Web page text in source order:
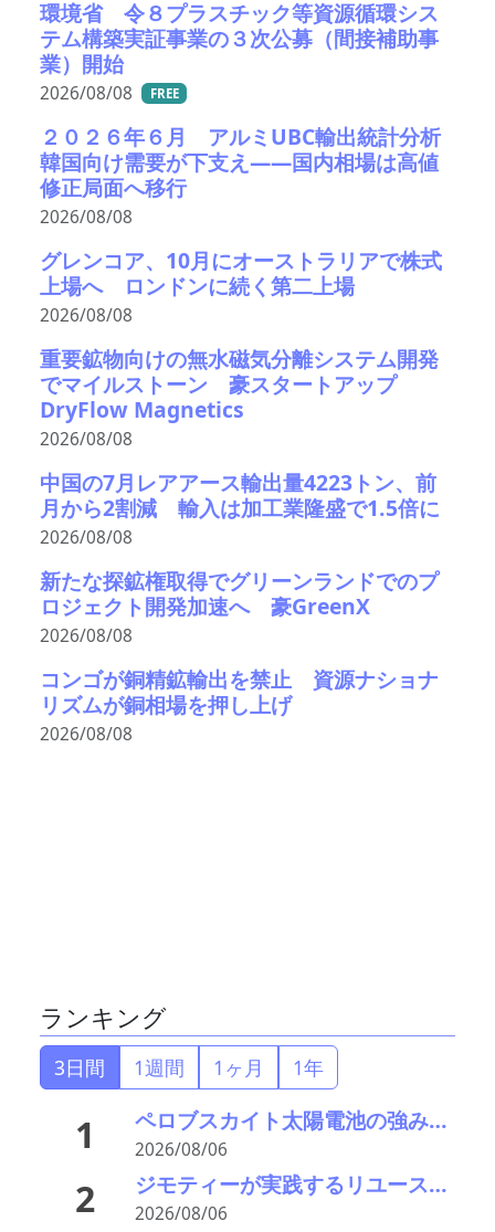
環境省 令８プラスチック等資源循環シス
テム構築実証事業の３次公募（間接補助事
業）開始
2026/08/08 FREE
２０２６年６月 アルミUBC輸出統計分析
韓国向け需要が下支え――国内相場は高値
修正局面へ移行
2026/08/08
グレンコア、10月にオーストラリアで株式
上場へ ロンドンに続く第二上場
2026/08/08
重要鉱物向けの無水磁気分離システム開発
でマイルストーン 豪スタートアップ
DryFlow Magnetics
2026/08/08
中国の7月レアアース輸出量4223トン、前
月から2割減 輸入は加工業隆盛で1.5倍に
2026/08/08
新たな探鉱権取得でグリーンランドでのプ
ロジェクト開発加速へ 豪GreenX
2026/08/08
コンゴが銅精鉱輸出を禁止 資源ナショナ
リズムが銅相場を押し上げ
2026/08/08
ランキング
3日間 1週間 1ヶ月 1年
1 ペロブスカイト太陽電池の強みはリサイクル性にあり―東大の瀬川氏がエコプレミアムクラブで講演
2026/08/06
2 ジモティーが実践するリユース促進と地域課題解決の指針－社会のインフラへ昇華
2026/08/06